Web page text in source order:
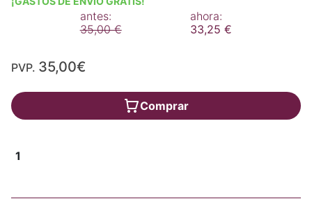
antes:
35,00 €
ahora:
33,25 €
PVP. 35,00€
Comprar
1